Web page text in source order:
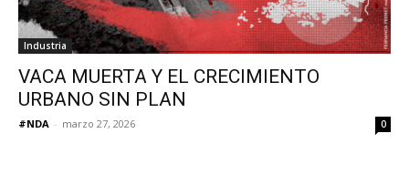
Industria
VACA MUERTA Y EL CRECIMIENTO
URBANO SIN PLAN
#NDA - marzo 27, 2026 0